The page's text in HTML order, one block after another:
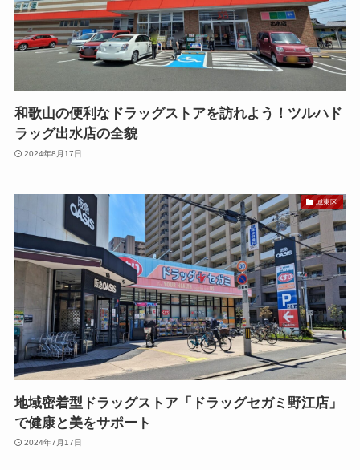
和歌山の便利なドラッグストアを訪れよう！ツルハド
ラッグ出水店の全貌
2024年8月17日
城東区
地域密着型ドラッグストア「ドラッグセガミ野江店」
で健康と美をサポート
2024年7月17日